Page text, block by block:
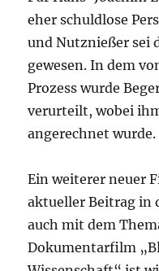
eher schuldlose
und Nutznießer sei
gewesen. In dem
Prozess wurde
verurteilt, wobei
angerechnet wurde.
Ein weiterer neuer
aktueller Beitrag in
auch mit dem
Dokumentarfilm